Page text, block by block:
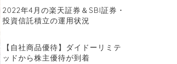
2022年4月の楽天証券＆SBI証券・
投資信託積立の運用状況
【自社商品優待】ダイドーリミテ
ッドから株主優待が到着